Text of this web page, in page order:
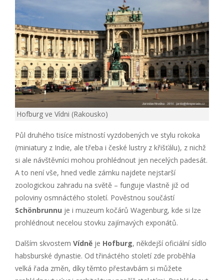
Hofburg ve Vídni (Rakousko)
Půl druhého tisíce místností vyzdobených ve stylu rokoka
(miniatury z Indie, ale třeba i české lustry z křišťálu), z nichž
si ale návštěvníci mohou prohlédnout jen necelých padesát.
A to není vše, hned vedle zámku najdete nejstarší
zoologickou zahradu na světě – funguje vlastně již od
poloviny osmnáctého století. Pověstnou součástí
Schönbrunnu je i muzeum kočárů Wagenburg, kde si lze
prohlédnout necelou stovku zajímavých exponátů.
Dalším skvostem Vídně je Hofburg, někdejší oficiální sídlo
habsburské dynastie. Od třináctého století zde proběhla
velká řada změn, díky těmto přestavbám si můžete